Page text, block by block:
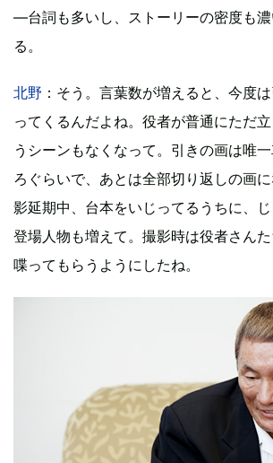
―台詞も多いし、ストーリーの密度も
る。
北野 ：そう。言葉数が増えると、今度
ってくるんだよね。役者が普通にただ
うシーンもなくなって。引きの画は唯
ろぐらいで、あとは全部切り返しの画
影延期中、台本をいじってるうちに、
登場人物も増えて。撮影時は役者さんた
喋ってもらうようにしたね。